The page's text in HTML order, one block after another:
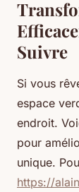
Suivre
Si vous
espace
endroit.
pour
unique.
https://